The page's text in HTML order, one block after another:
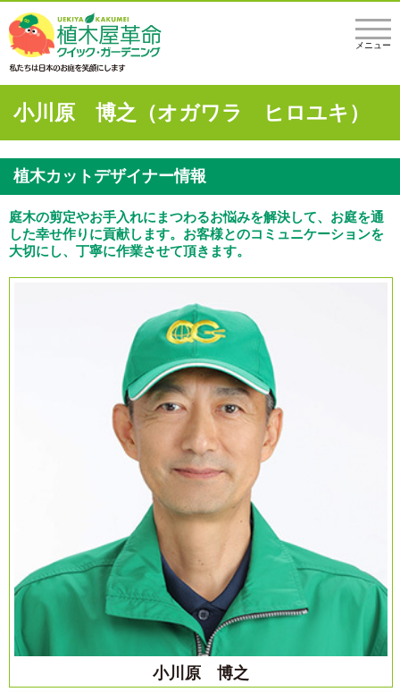
メニュー
小川原 博之（オガワラ ヒロユキ）
植木カットデザイナー情報
庭木の剪定やお手入れにまつわるお悩みを解決して、お庭を通
した幸せ作りに貢献します。お客様とのコミュニケーションを
大切にし、丁寧に作業させて頂きます。
小川原 博之